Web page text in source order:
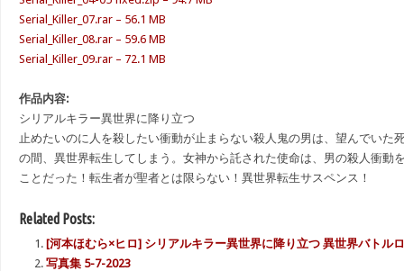
Serial_Killer_07.rar – 56.1 MB
Serial_Killer_08.rar – 59.6 MB
Serial_Killer_09.rar – 72.1 MB
作品内容:
シリアルキラー異世界に降り立つ
止めたいのに人を殺したい衝動が止まらない殺人鬼の男は、望んでいた
の間、異世界転生してしまう。女神から託された使命は、男の殺人衝動
ことだった！転生者が聖者とは限らない！異世界転生サスペンス！
Related Posts:
[河本ほむら×ヒロ] シリアルキラー異世界に降り立つ 異世界バトル
写真集 5-7-2023